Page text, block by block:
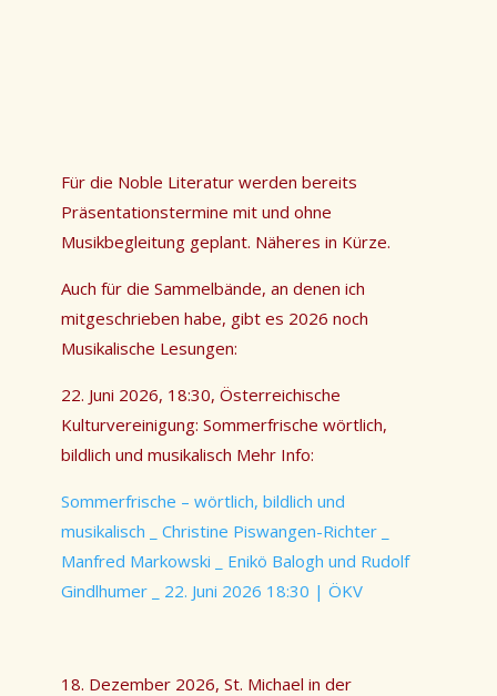
Für die Noble Literatur werden bereits
Präsentationstermine mit und ohne
Musikbegleitung geplant. Näheres in Kürze.
Auch für die Sammelbände, an denen ich
mitgeschrieben habe, gibt es 2026 noch
Musikalische Lesungen:
22. Juni 2026, 18:30, Österreichische
Kulturvereinigung: Sommerfrische wörtlich,
bildlich und musikalisch Mehr Info:
Sommerfrische – wörtlich, bildlich und
musikalisch _ Christine Piswangen-Richter _
Manfred Markowski _ Enikö Balogh und Rudolf
Gindlhumer _ 22. Juni 2026 18:30 | ÖKV
18. Dezember 2026, St. Michael in der